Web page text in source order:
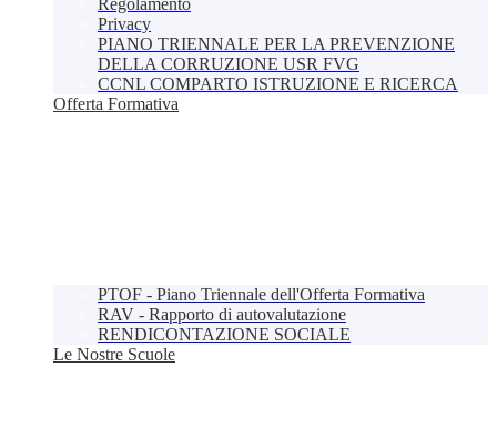
Regolamento
Privacy
PIANO TRIENNALE PER LA PREVENZIONE
DELLA CORRUZIONE USR FVG
CCNL COMPARTO ISTRUZIONE E RICERCA
Offerta Formativa
PTOF - Piano Triennale dell'Offerta Formativa
RAV - Rapporto di autovalutazione
RENDICONTAZIONE SOCIALE
Le Nostre Scuole